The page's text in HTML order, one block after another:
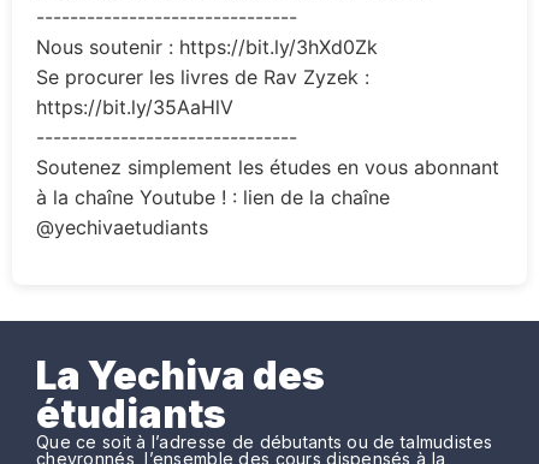
-------------------------------
Nous soutenir : https://bit.ly/3hXd0Zk
Se procurer les livres de Rav Zyzek :
https://bit.ly/35AaHlV
-------------------------------
Soutenez simplement les études en vous abonnant
à la chaîne Youtube ! : lien de la chaîne
@yechivaetudiants
La Yechiva des
étudiants
Que ce soit à l’adresse de débutants ou de talmudistes
chevronnés, l’ensemble des cours dispensés à la